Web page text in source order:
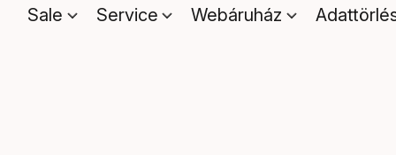
Sale Service Webáruház